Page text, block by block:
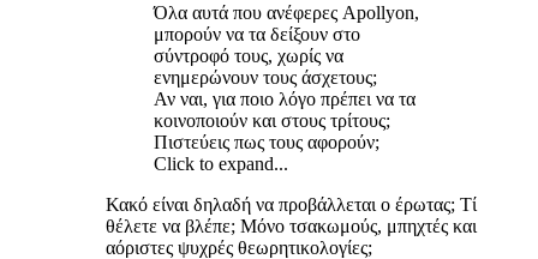
Όλα αυτά που ανέφερες Apollyon,
μπορούν να τα δείξουν στο
σύντροφό τους, χωρίς να
ενημερώνουν τους άσχετους;
Αν ναι, για ποιο λόγο πρέπει να τα
κοινοποιούν και στους τρίτους;
Πιστεύεις πως τους αφορούν;
Click to expand...
Κακό είναι δηλαδή να προβάλλεται ο έρωτας; Τί
θέλετε να βλέπε; Μόνο τσακωμούς, μπηχτές και
αόριστες ψυχρές θεωρητικολογίες;